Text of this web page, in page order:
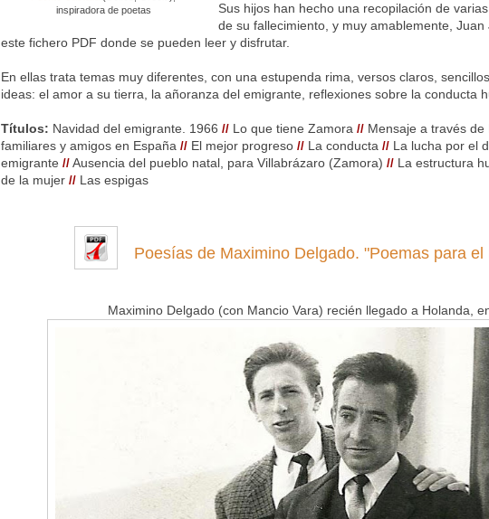
inspiradora de poetas
Sus hijos han hecho una recopilación de
de su fallecimiento, y muy amablemente,
este fichero PDF donde se pueden leer y disfrutar.
En ellas trata temas muy diferentes, con una estupenda rima, versos claros,
ideas: el amor a su tierra, la añoranza del emigrante, reflexiones sobre la conducta
Títulos: Navidad del emigrante. 1966 // Lo que tiene Zamora // Mensaje a través
familiares y amigos en España // El mejor progreso // La conducta // La lucha por el
emigrante // Ausencia del pueblo natal, para Villabrázaro (Zamora) // La estructura
de la mujer // Las espigas
Poesías de Maximino Delgado. "Poemas para el
Maximino Delgado (con Mancio Vara) recién llegado a Holanda,